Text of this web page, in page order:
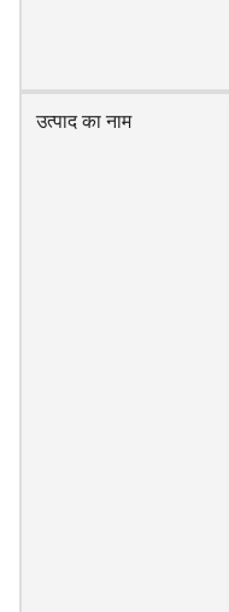
उत्पाद का नाम